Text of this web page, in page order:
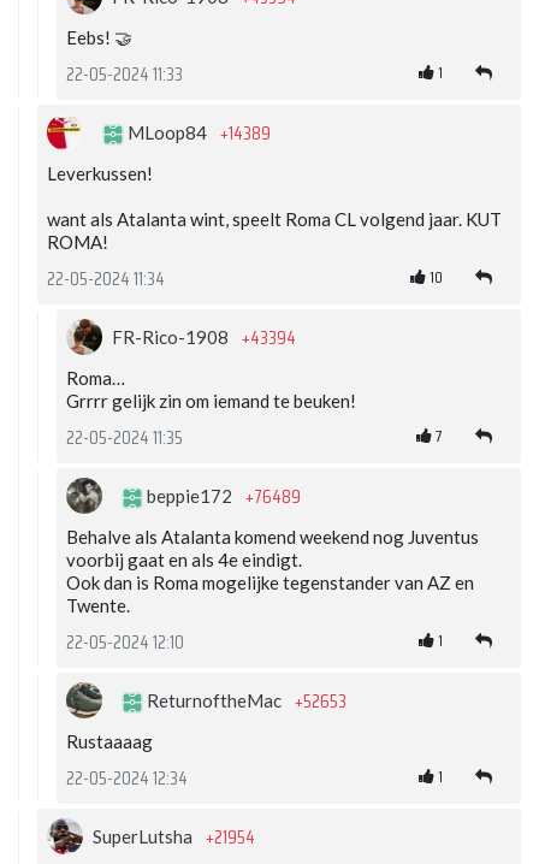
Eebs! 🤝
22-05-2024 11:33 1
MLoop84 +14389
Leverkussen!
want als Atalanta wint, speelt Roma CL volgend jaar. KUT
ROMA!
22-05-2024 11:34 10
FR-Rico-1908 +43394
Roma…
Grrrr gelijk zin om iemand te beuken!
22-05-2024 11:35 7
beppie172 +76489
Behalve als Atalanta komend weekend nog Juventus
voorbij gaat en als 4e eindigt.
Ook dan is Roma mogelijke tegenstander van AZ en
Twente.
22-05-2024 12:10 1
ReturnoftheMac +52653
Rustaaaag
22-05-2024 12:34 1
SuperLutsha +21954